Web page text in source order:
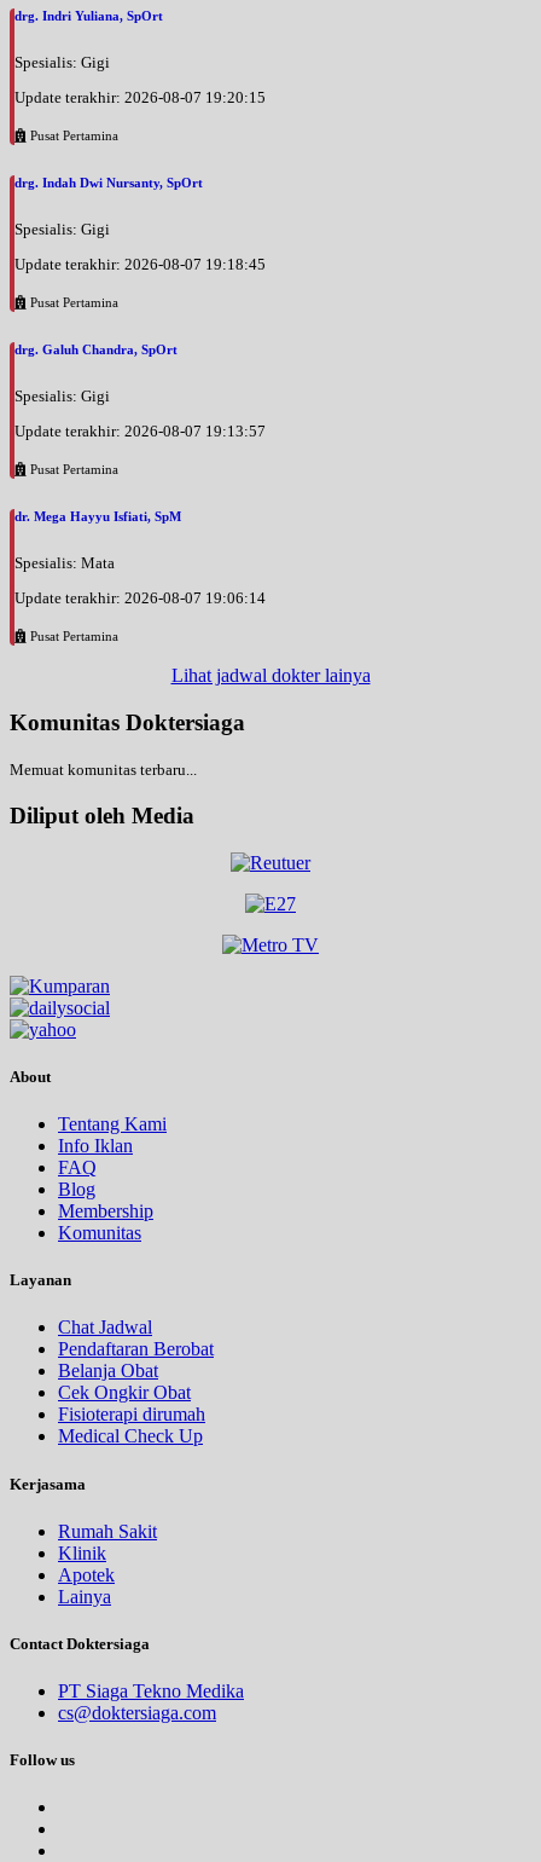
drg. Indri Yuliana, SpOrt
Spesialis: Gigi
Update terakhir: 2026-08-07 19:20:15
Pusat Pertamina
drg. Indah Dwi Nursanty, SpOrt
Spesialis: Gigi
Update terakhir: 2026-08-07 19:18:45
Pusat Pertamina
drg. Galuh Chandra, SpOrt
Spesialis: Gigi
Update terakhir: 2026-08-07 19:13:57
Pusat Pertamina
dr. Mega Hayyu Isfiati, SpM
Spesialis: Mata
Update terakhir: 2026-08-07 19:06:14
Pusat Pertamina
Lihat jadwal dokter lainya
Komunitas Doktersiaga
Memuat komunitas terbaru...
Diliput oleh Media
About
Tentang Kami
Info Iklan
FAQ
Blog
Membership
Komunitas
Layanan
Chat Jadwal
Pendaftaran Berobat
Belanja Obat
Cek Ongkir Obat
Fisioterapi dirumah
Medical Check Up
Kerjasama
Rumah Sakit
Klinik
Apotek
Lainya
Contact Doktersiaga
PT Siaga Tekno Medika
cs@doktersiaga.com
Follow us